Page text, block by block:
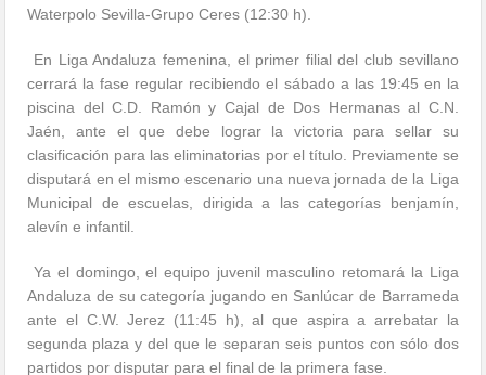
Waterpolo Sevilla-Grupo Ceres (12:30 h).
En Liga Andaluza femenina, el primer filial del club sevillano
cerrará la fase regular recibiendo el sábado a las 19:45 en la
piscina del C.D. Ramón y Cajal de Dos Hermanas al C.N.
Jaén, ante el que debe lograr la victoria para sellar su
clasificación para las eliminatorias por el título. Previamente se
disputará en el mismo escenario una nueva jornada de la Liga
Municipal de escuelas, dirigida a las categorías benjamín,
alevín e infantil.
Ya el domingo, el equipo juvenil masculino retomará la Liga
Andaluza de su categoría jugando en Sanlúcar de Barrameda
ante el C.W. Jerez (11:45 h), al que aspira a arrebatar la
segunda plaza y del que le separan seis puntos con sólo dos
partidos por disputar para el final de la primera fase.